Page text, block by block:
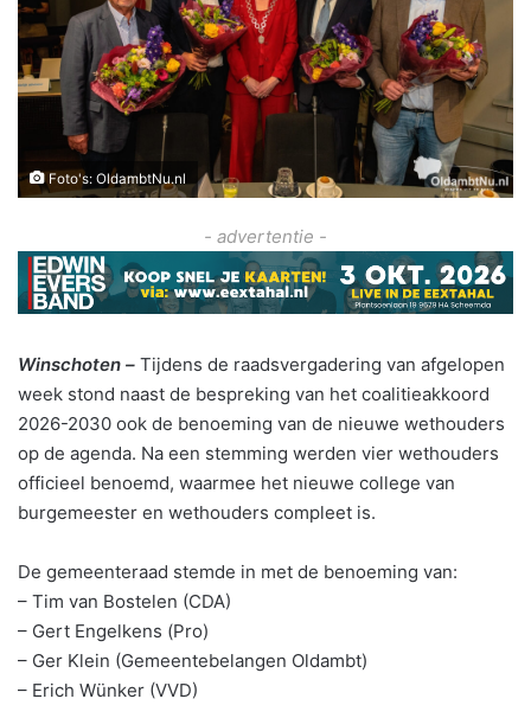
Foto's: OldambtNu.nl
- advertentie -
Winschoten – Tijdens de raadsvergadering van afgelopen
week stond naast de bespreking van het coalitieakkoord
2026-2030 ook de benoeming van de nieuwe wethouders
op de agenda. Na een stemming werden vier wethouders
officieel benoemd, waarmee het nieuwe college van
burgemeester en wethouders compleet is.
De gemeenteraad stemde in met de benoeming van:
– Tim van Bostelen (CDA)
– Gert Engelkens (Pro)
– Ger Klein (Gemeentebelangen Oldambt)
– Erich Wünker (VVD)